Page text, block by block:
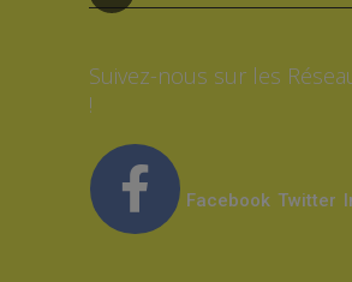
Suivez-nous sur les
!
Facebook Twitter